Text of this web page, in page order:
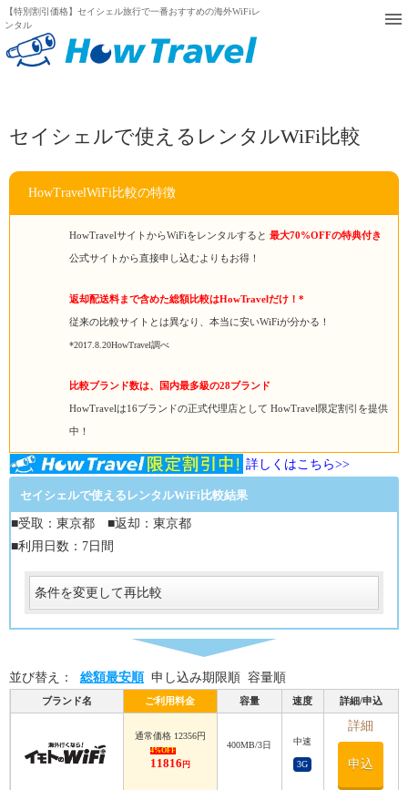
【特別割引価格】セイシェル旅行で一番おすすめの海外WiFiレ
ンタル
セイシェルで使えるレンタルWiFi比較
HowTravelWiFi比較の特徴
HowTravelサイトからWiFiをレンタルすると 最大70%OFFの特典付き
公式サイトから直接申し込むよりもお得！
返却配送料まで含めた総額比較はHowTravelだけ！*
従来の比較サイトとは異なり、本当に安いWiFiが分かる！
*2017.8.20HowTravel調べ
比較ブランド数は、国内最多級の28ブランド
HowTravelは16ブランドの正式代理店として HowTravel限定割引を提供
中！
詳しくはこちら>>
セイシェルで使えるレンタルWiFi比較結果
■受取：東京都 ■返却：東京都
■利用日数：7日間
条件を変更して再比較
受取場所
必須
返却方法
並び替え： 総額最安順 申し込み期限順 容量順
ブランド名 ご利用料金 容量 速度 詳細/申込
通常価格 12356円
4%OFF
11816 円
400MB/3日 中速
3G
詳細
申込